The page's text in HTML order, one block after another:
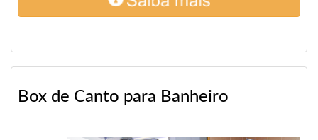
Box de Canto para Banheiro